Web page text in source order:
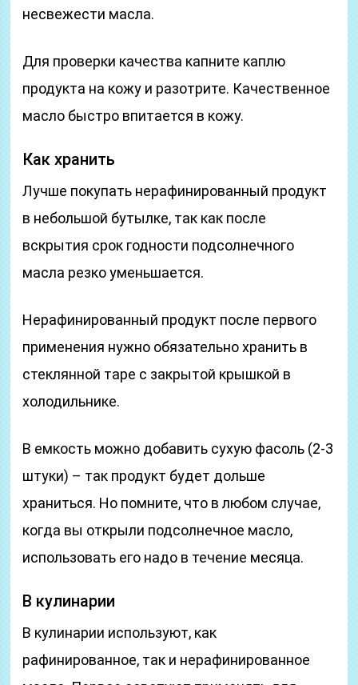
несвежести масла.
Для проверки качества капните каплю
продукта на кожу и разотрите. Качественное
масло быстро впитается в кожу.
Как хранить
Лучше покупать нерафинированный продукт
в небольшой бутылке, так как после
вскрытия срок годности подсолнечного
масла резко уменьшается.
Нерафинированный продукт после первого
применения нужно обязательно хранить в
стеклянной таре с закрытой крышкой в
холодильнике.
В емкость можно добавить сухую фасоль (2-3
штуки) – так продукт будет дольше
храниться. Но помните, что в любом случае,
когда вы открыли подсолнечное масло,
использовать его надо в течение месяца.
В кулинарии
В кулинарии используют, как
рафинированное, так и нерафинированное